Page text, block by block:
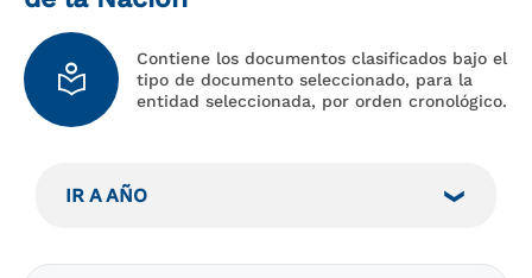
local_library
Contiene los documentos clasificados bajo el
tipo de documento seleccionado, para la
entidad seleccionada, por orden cronológico.
IR A AÑO